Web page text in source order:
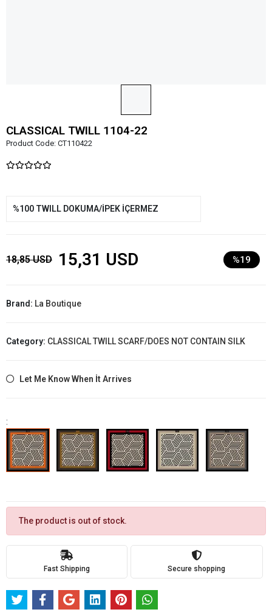
CLASSICAL TWILL 1104-22
Product Code: CT110422
%100 TWILL DOKUMA/İPEK İÇERMEZ
18,85 USD 15,31 USD %19
Brand: La Boutique
Category: CLASSICAL TWILL SCARF/DOES NOT CONTAIN SILK
Let Me Know When İt Arrives
:
The product is out of stock.
Fast Shipping Secure shopping